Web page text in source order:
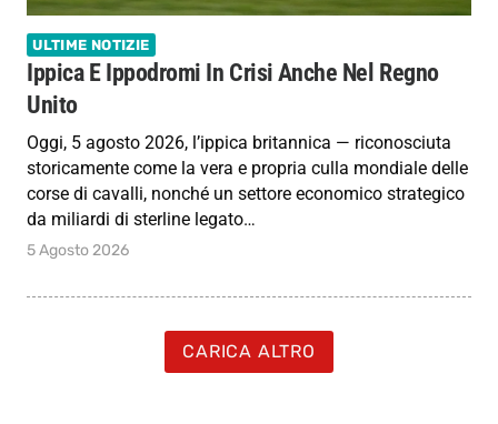
ULTIME NOTIZIE
Ippica E Ippodromi In Crisi Anche Nel Regno
Unito
Oggi, 5 agosto 2026, l’ippica britannica — riconosciuta
storicamente come la vera e propria culla mondiale delle
corse di cavalli, nonché un settore economico strategico
da miliardi di sterline legato…
5 Agosto 2026
CARICA ALTRO